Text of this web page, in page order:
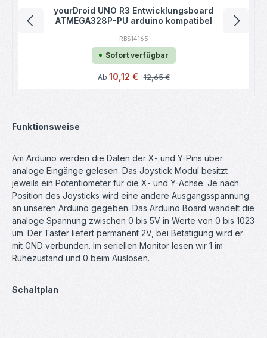
Durchschnittliche Bewertung von 5 von 5
yourDroid UNO R3 Entwicklungsboard
ATMEGA328P-PU arduino kompatibel
RBS14165
Sofort verfügbar
Verkaufspreis:
Ab 10,12 € Regulärer Preis:
12,65 €
Funktionsweise
Am Arduino werden die Daten der X- und Y-Pins über
analoge Eingänge gelesen. Das Joystick Modul besitzt
jeweils ein Potentiometer für die X- und Y-Achse. Je nach
Position des Joysticks wird eine andere Ausgangsspannung
an unseren Arduino gegeben. Das Arduino Board wandelt die
analoge Spannung zwischen 0 bis 5V in Werte von 0 bis 1023
um. Der Taster liefert permanent 2V, bei Betätigung wird er
mit GND verbunden. Im seriellen Monitor lesen wir 1 im
Ruhezustand und 0 beim Auslösen.
Schaltplan